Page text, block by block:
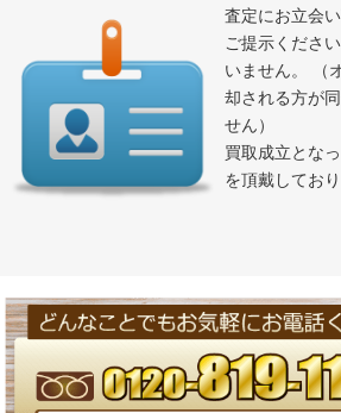
査定にお立会
ご提示くださ
いません。 （オートバイの名義人と売
却される方が
せん）
買取成立とな
を頂戴しており